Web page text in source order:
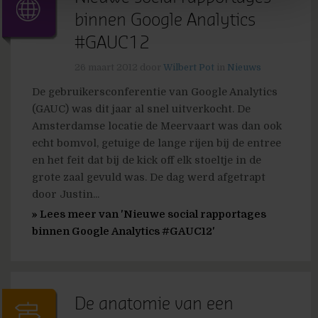
binnen Google Analytics
#GAUC12
Wilbert Pot Nieuws
De gebruikersconferentie van Google Analytics
(GAUC) was dit jaar al snel uitverkocht. De
Amsterdamse locatie de Meervaart was dan ook
echt bomvol, getuige de lange rijen bij de entree
en het feit dat bij de kick off elk stoeltje in de
grote zaal gevuld was. De dag werd afgetrapt
door Justin...
» Lees meer van 'Nieuwe social rapportages
binnen Google Analytics #GAUC12'
De anatomie van een